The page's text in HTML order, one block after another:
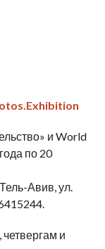
и World
по 20
Авив, ул.
и